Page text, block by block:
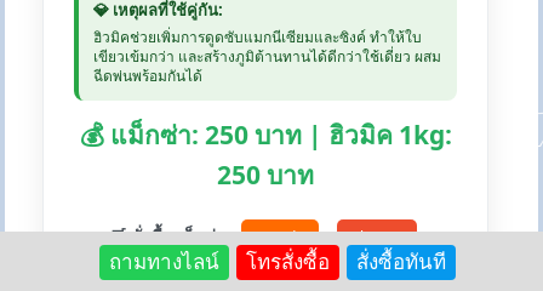
💎 เหตุผลที่ใช้คู่กัน:
ฮิวมิคช่วยเพิ่มการดูดซับแมกนีเซียมและซิงค์ ทำให้ใบ
เขียวเข้มกว่า และสร้างภูมิต้านทานได้ดีกว่าใช้เดี่ยว ผสม
ฉีดพ่นพร้อมกันได้
💰 แม็กซ่า: 250 บาท | ฮิวมิค 1kg:
250 บาท
🛒 สั่งซื้อแม็กซ่า: Lazada Shopee
ถามทางไลน์ โทรสั่งซื้อ สั่งซื้อทันที